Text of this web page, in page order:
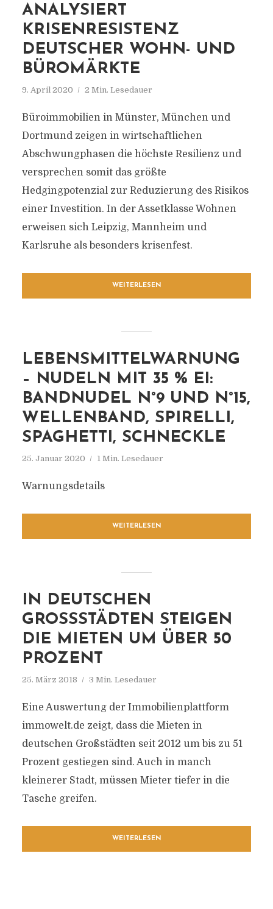
ANALYSIERT
KRISENRESISTENZ
DEUTSCHER WOHN- UND
BÜROMÄRKTE
9. April 2020 2 Min. Lesedauer
Büroimmobilien in Münster, München und
Dortmund zeigen in wirtschaftlichen
Abschwungphasen die höchste Resilienz und
versprechen somit das größte
Hedgingpotenzial zur Reduzierung des Risikos
einer Investition. In der Assetklasse Wohnen
erweisen sich Leipzig, Mannheim und
Karlsruhe als besonders krisenfest.
WEITERLESEN
LEBENSMITTELWARNUNG
– NUDELN MIT 35 % EI:
BANDNUDEL N°9 UND N°15,
WELLENBAND, SPIRELLI,
SPAGHETTI, SCHNECKLE
25. Januar 2020 1 Min. Lesedauer
Warnungsdetails
WEITERLESEN
IN DEUTSCHEN
GROSSSTÄDTEN STEIGEN D
IE MIETEN UM ÜBER 50 P
ROZENT
25. März 2018 3 Min. Lesedauer
Eine Auswertung der Immobilienplattform
immowelt.de zeigt, dass die Mieten in
deutschen Großstädten seit 2012 um bis zu 51
Prozent gestiegen sind. Auch in manch
kleinerer Stadt, müssen Mieter tiefer in die
Tasche greifen.
WEITERLESEN